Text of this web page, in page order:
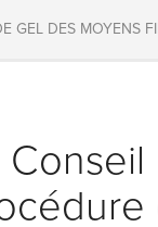
GEL DES MOYENS